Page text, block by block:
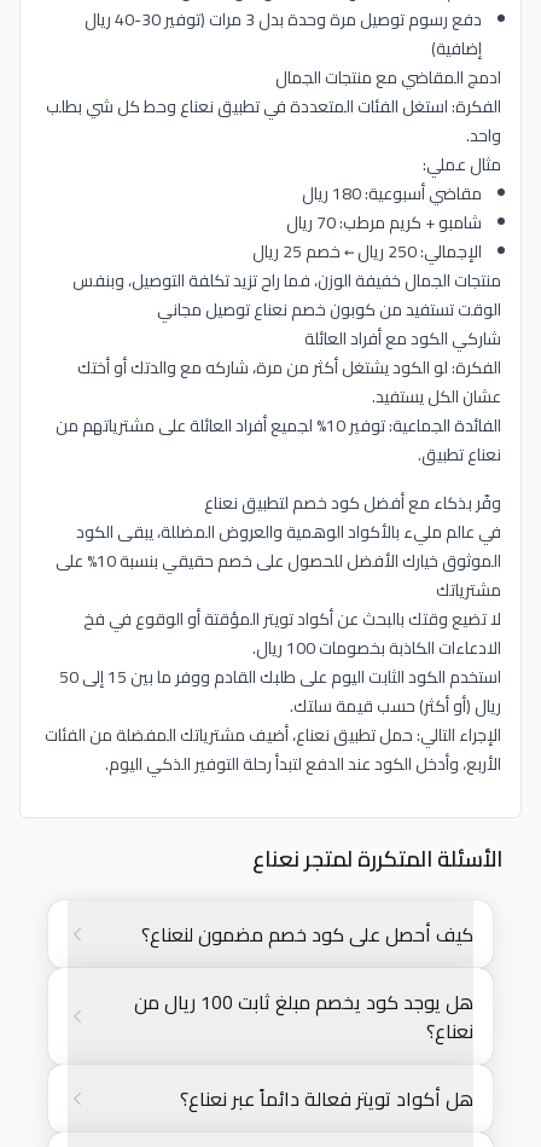
دفع رسوم توصيل مرة وحدة بدل 3 مرات (توفير 30-40 ريال
إضافية)
ادمج المقاضي مع منتجات الجمال
الفكرة: استغل الفئات المتعددة في تطبيق نعناع وحط كل شي بطلب
واحد.
مثال عملي:
مقاضي أسبوعية: 180 ريال
شامبو + كريم مرطب: 70 ريال
الإجمالي: 250 ريال ← خصم 25 ريال
منتجات الجمال خفيفة الوزن، فما راح تزيد تكلفة التوصيل، وبنفس
الوقت تستفيد من كوبون خصم نعناع توصيل مجاني
شاركي الكود مع أفراد العائلة
الفكرة: لو الكود يشتغل أكثر من مرة، شاركه مع والدتك أو أختك
عشان الكل يستفيد.
الفائدة الجماعية: توفير 10% لجميع أفراد العائلة على مشترياتهم من
نعناع تطبيق.
وفّر بذكاء مع أفضل كود خصم لتطبيق نعناع
في عالم مليء بالأكواد الوهمية والعروض المضللة، يبقى الكود
الموثوق خيارك الأفضل للحصول على خصم حقيقي بنسبة 10% على
مشترياتك
لا تضيع وقتك بالبحث عن أكواد تويتر المؤقتة أو الوقوع في فخ
الادعاءات الكاذبة بخصومات 100 ريال.
استخدم الكود الثابت اليوم على طلبك القادم ووفر ما بين 15 إلى 50
ريال (أو أكثر) حسب قيمة سلتك.
الإجراء التالي: حمل تطبيق نعناع، أضيف مشترياتك المفضلة من الفئات
الأربع، وأدخل الكود عند الدفع لتبدأ رحلة التوفير الذكي اليوم.
الأسئلة المتكررة لمتجر نعناع
كيف أحصل على كود خصم مضمون لنعناع؟
هل يوجد كود يخصم مبلغ ثابت 100 ريال من
نعناع؟
هل أكواد تويتر فعالة دائماً عبر نعناع؟